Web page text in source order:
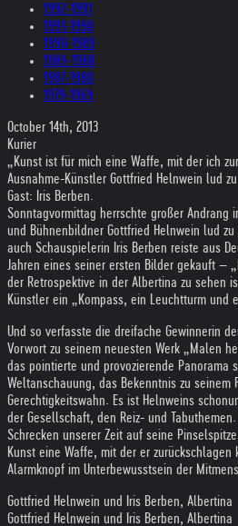
1992-1991
1991-1990
1990-1989
1989-1988
1987-1980
1979-1969
October 14th, 2013
Kurier
„Kunst ist für mich eine Waffe, mit der ich
Ausnahme-Künstler Gottfried Helnwein lud
Gast: Iris Berben.
Sonntagvormittag herrschte großer Andrang
und Bühnenbildner Gottfried Helnwein lud
auch Schauspielerin Iris Berben reiste aus
Jahren eines seiner ersten Bilder gekauft –
der Retrospektive in der Albertina zu sehen
Künstler ein „Kompass, ein Leuchtturm und
Und so verfasste die dreifache Gewinnerin
Vorwort zu seinem neuesten Werk „Malen
das pointierte und provozierende Panorama
Weltanschauung, das Bekenntnis zu seinem
Gerechtigkeitswahn. Es ist Helnweins
der Gesellschaft, den Reiz- und
Schrecken unserer Zeit auf seine
Kunst eine Waffe, mit der er
Alarmknopf im Unterbewusstsein der
Gottfried Helnwein und Iris Berben, Albertina
Gottfried Helnwein und Iris Berben, Albertina